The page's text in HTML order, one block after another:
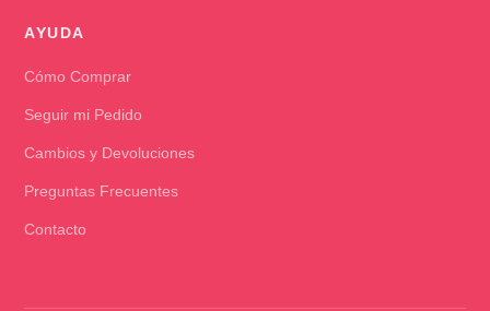
AYUDA
Cómo Comprar
Seguir mi Pedido
Cambios y Devoluciones
Preguntas Frecuentes
Contacto